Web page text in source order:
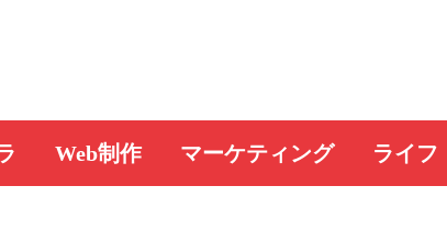
Web制作 マーケティング ライフ